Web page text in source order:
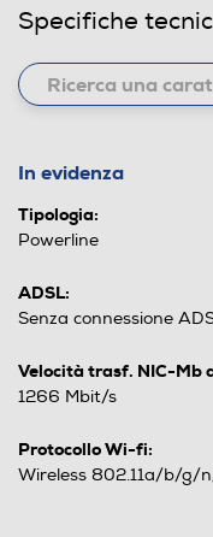
Specifiche
In evidenza
Tipologia:
Powerline
ADSL:
Senza connessione
Velocità trasf. NIC-Mb
1266 Mbit/s
Protocollo Wi-fi:
Wireless 802.11a/b/g/